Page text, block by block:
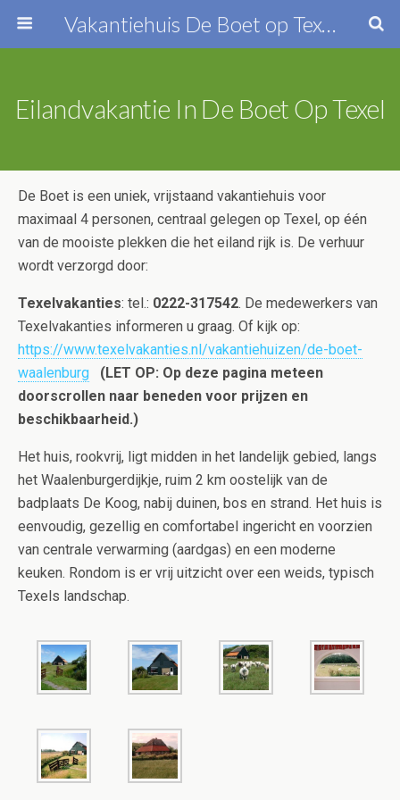
Vakantiehuis De Boet op Texel
Eilandvakantie In De Boet Op Texel
De Boet is een uniek, vrijstaand vakantiehuis voor
maximaal 4 personen, centraal gelegen op Texel, op één
van de mooiste plekken die het eiland rijk is. De verhuur
wordt verzorgd door:
Texelvakanties: tel.: 0222-317542. De medewerkers van
Texelvakanties informeren u graag. Of kijk op:
https://www.texelvakanties.nl/vakantiehuizen/de-boet-
waalenburg
(LET OP: Op deze pagina meteen
doorscrollen naar beneden voor prijzen en
beschikbaarheid.)
Het huis, rookvrij, ligt midden in het landelijk gebied, langs
het Waalenburgerdijkje, ruim 2 km oostelijk van de
badplaats De Koog, nabij duinen, bos en strand. Het huis is
eenvoudig, gezellig en comfortabel ingericht en voorzien
van centrale verwarming (aardgas) en een moderne
keuken. Rondom is er vrij uitzicht over een weids, typisch
Texels landschap.